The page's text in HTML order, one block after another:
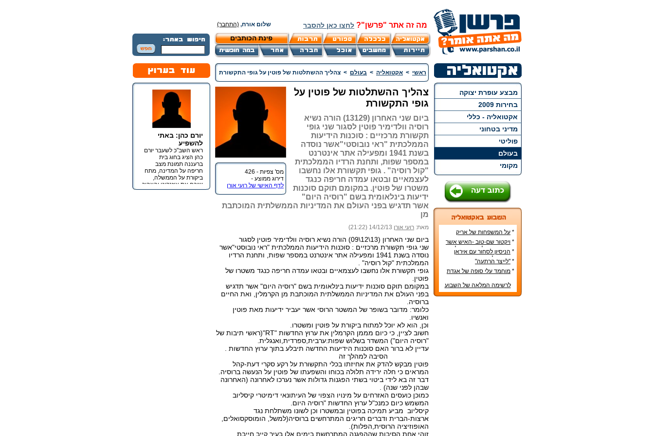
מה זה אתר "פרשן"? לחצו כאן להסבר שלום אורח, (התחבר)
פינת הכותבים
מבצע עופרת יצוקה
בחירות 2009
אקטואליה - כללי
מדיני בטחוני
פוליטי
בעולם
מקומי
* על המשפחות של אריק
איינשטיין ואורי זוהר
* ויקטור שם-טוב -האיש אשר
עיצב את מפלגת השמאל
מפ"ם
* הניסיון לסחור עם איראן
בדרכים לא-כשרות
* "לייצר הרתעה"
* מוחמד עלי סופה של אגדת
לרשימה המלאה של השבוע
ראשי > אקטואליה > בעולם > צהליך ההשתלטות של פוטין על גופי התקשורת
מס' צפיות - 426
דירוג ממוצע -
לדף האישי של רועי אורן
צהליך ההשתלטות של פוטין על
גופי התקשורת
ביום שני האחרון (13129) הורה נשיא
רוסיה וולדימיר פוטין לסגור שני גופי
תקשורת מרכזיים : סוכנות הידיעות
הממלכתית "ראי נובוסטי"אשר נוסדה
בשנת 1941 ומפעילה אתר אינטרנט
במספר שפות, ותחנת הרדיו הממלכתית
"קול רוסיה" . גופי תקשורת אלו נחשבו
לעצמאיים ובטאו עמדה חריפה כנגד
משטרו של פוטין. במקומם תוקם סוכנות
ידיעות בינלאומית בשם "רוסיה היום"
אשר תדגיש בפני העולם את המדיניות הממשלתית המוכתבת
מן
מאת: רועי אורן 14/12/13 (21:22)
ביום שני האחרון (13\12\09) הורה נשיא רוסיה וולדימיר פוטין לסגור
שני גופי תקשורת מרכזיים : סוכנות הידיעות הממלכתית "ראי נובוסטי"אשר
נוסדה בשנת 1941 ומפעילה אתר אינטרנט במספר שפות, ותחנת הרדיו
הממלכתית "קול רוסיה" .
גופי תקשורת אלו נחשבו לעצמאיים ובטאו עמדה חריפה כנגד משטרו של
פוטין.
במקומם תוקם סוכנות ידיעות בינלאומית בשם "רוסיה היום" אשר תדגיש
בפני העולם את המדיניות הממשלתית המוכתבת מן הקרמלין, ואת החיים
ברוסיה.
כלומר: מדובר בשופר של המשטר הרוסי אשר יעביר ידיעות מאת פוטין
ואנשיו.
וכן, הוא לא יוכל למתוח ביקורת על פוטין ומשטרו.
חשוב לציין, כי כיום מממן הקרמלין את ערוץ החדשות "RT"(ראשי תיבות של
"רוסיה היום") המשדר בשלוש שפות:ערבית,ספרדית,ואנגלית.
עדיין לא ברור האם סוכנות הידיעות החדשה תיבלע בתוך ערוץ החדשות .
הסיבה למהלך זה
פוטין מבקש להדק את אחיזתו בכלי התקשורת על רקע סקרי דעת-קהל
המראים כי חלה ירידה תלולה בכוחו והשפעתו של פוטין על הנעשה ברוסיה.
דבר זה בא לידי ביטוי בשתי הפגנות גדולות אשר נערכו לאחרונה (האחרונה
שבהן לפני שנה) .
כמוכן כועסים האזרחים על מינויו הצפוי של העיתונאי דימיטרי קיסליוב
המשמש כיום כמנכ"ל ערוץ החדשות "רוסיה היום.
קיסליוב מביע תמיכה בפוטין ובמשטרו וכן לשונו משתלחת נגד
ארצות-הברית ודברים חריגים המתרחשים ברוסיה(למשל, הומוסקסואלים,
האופוזיציה הרוסית,הפלות).
זוהי אחת הסיבות שההפגנה המתרחשת בימים אלו בעיר קייב חייבת
יורם כהן: באתי
להשפיע
ראש השב"כ לשעבר יורם
כהן הציג בחוג בית
ברעננה תמונת מצב
חריפה על המדינה, מתח
ביקורת על הממשלה,
שיבח את איזנקוט והצהיר
כי מטרתו אינה כנסת אלא